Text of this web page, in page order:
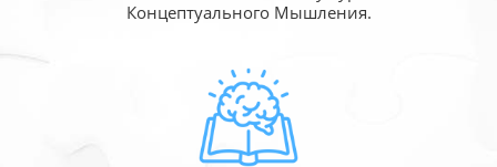
Концептуального Мышления.